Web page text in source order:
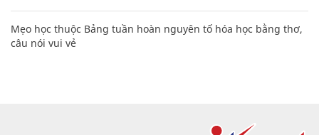
Mẹo học thuộc Bảng tuần hoàn nguyên tố hóa học bằng thơ,
câu nói vui vẻ